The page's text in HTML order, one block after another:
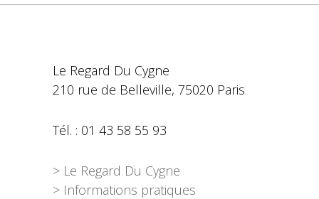
Le Regard Du Cygne
210 rue de Belleville, 75020 Paris
Tél. : 01 43 58 55 93
> Le Regard Du Cygne
> Informations pratiques